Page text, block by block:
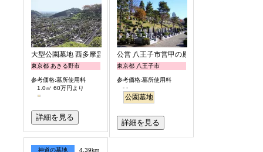
大型公園墓地 西多摩霊園
東京都 あきる野市
参考価格:墓所使用料
1.0㎡ 60万円より
詳細を見る
公営 八王子市営甲の原霊園
東京都 八王子市
参考価格:墓所使用料
- -
公園墓地
詳細を見る
神道の墓地 4.39km